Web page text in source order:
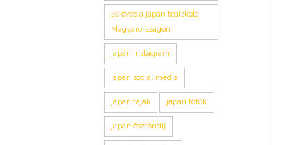
20 éves a japán teaiskola
Magyarországon
japán instagram
japán social média
japán tájak japán fotók
japán ösztöndíj